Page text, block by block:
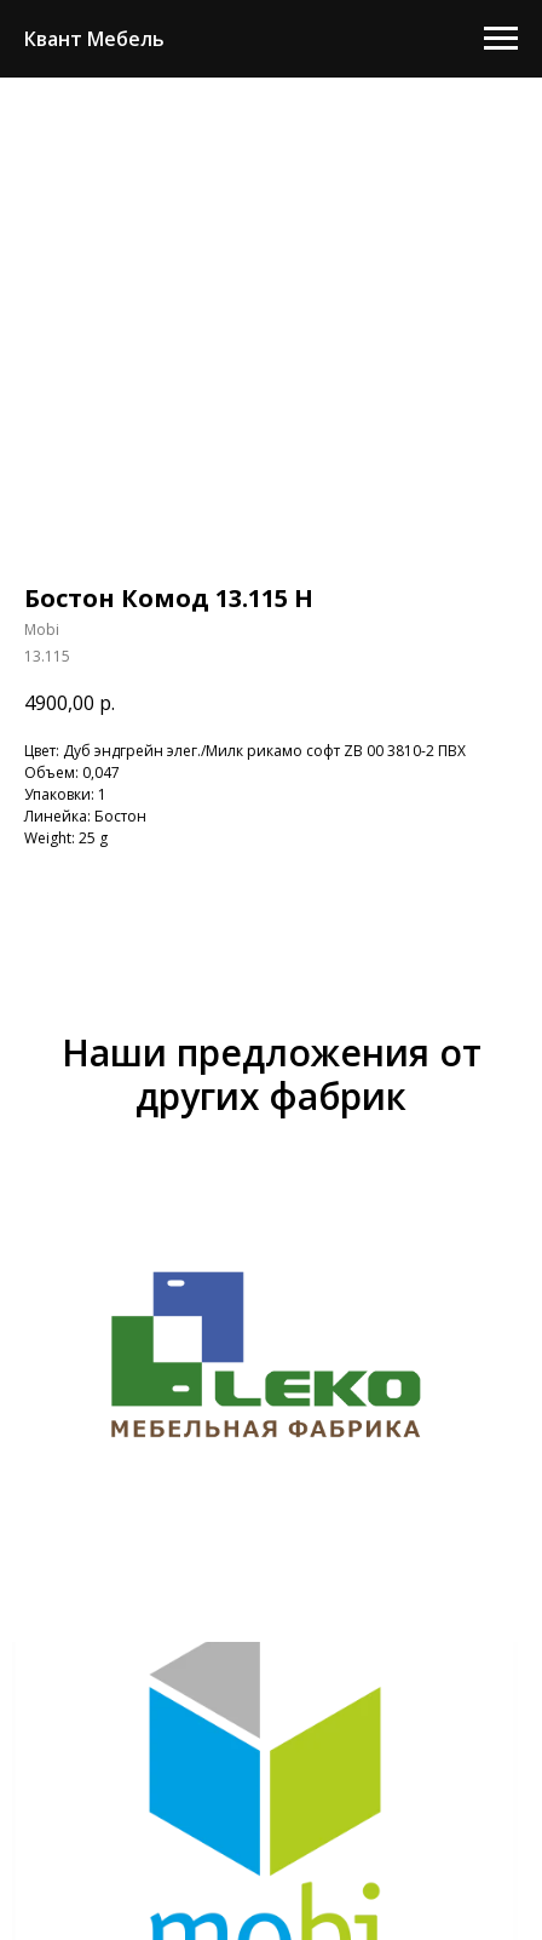
Квант Мебель
Бостон Комод 13.115 Н
Mobi
13.115
4900,00 р.
Цвет: Дуб эндгрейн элег./Милк рикамо софт ZB 00 3810-2 ПВХ
Объем: 0,047
Упаковки: 1
Линейка: Бостон
Weight: 25 g
Наши предложения от
других фабрик